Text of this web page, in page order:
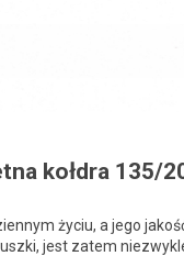
kołdra 135/
życiu, a jego
jest zatem